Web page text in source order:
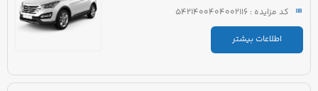
کد مزایده : 5421400404002116
اطلاعات بیشتر